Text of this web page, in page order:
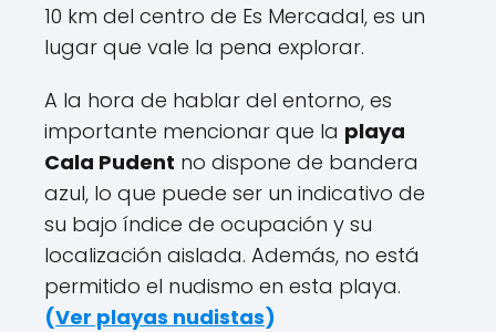
10 km del centro de Es Mercadal, es un
lugar que vale la pena explorar.
A la hora de hablar del entorno, es
importante mencionar que la playa
Cala Pudent no dispone de bandera
azul, lo que puede ser un indicativo de
su bajo índice de ocupación y su
localización aislada. Además, no está
permitido el nudismo en esta playa.
(Ver playas nudistas)